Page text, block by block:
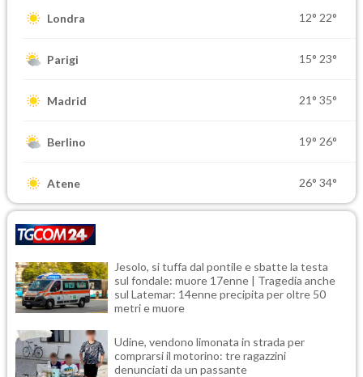
Londra 12° 22°
Parigi 15° 23°
Madrid 21° 35°
Berlino 19° 26°
Atene 26° 34°
Jesolo, si tuffa dal pontile e sbatte la testa
sul fondale: muore 17enne | Tragedia anche
sul Latemar: 14enne precipita per oltre 50
metri e muore
Udine, vendono limonata in strada per
comprarsi il motorino: tre ragazzini
denunciati da un passante